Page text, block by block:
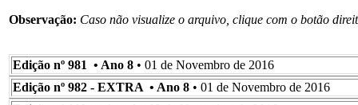
Observação: Caso não visualize o arquivo, clique com o botão
Edição nº 981 • Ano 8 • 01 de Novembro de 2016
Edição nº 982 - EXTRA • Ano 8 • 01 de Novembro de 2016